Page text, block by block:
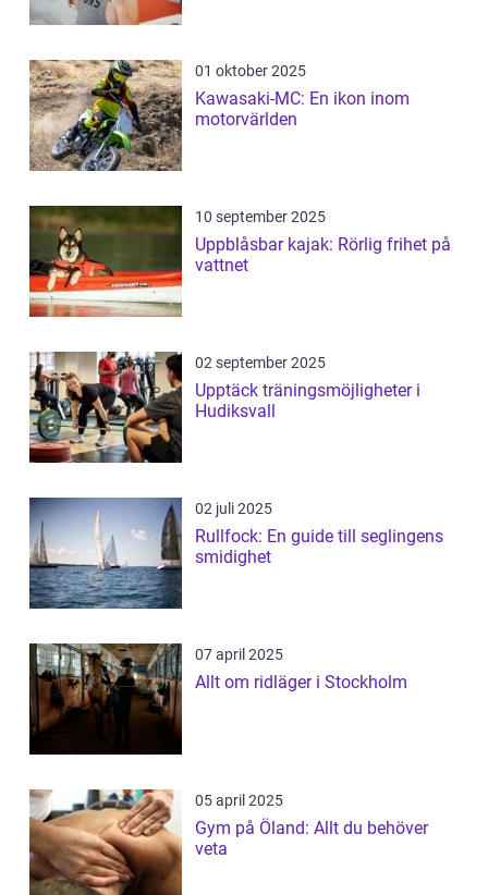
01 oktober 2025
Kawasaki-MC: En ikon inom
motorvärlden
10 september 2025
Uppblåsbar kajak: Rörlig frihet på
vattnet
02 september 2025
Upptäck träningsmöjligheter i
Hudiksvall
02 juli 2025
Rullfock: En guide till seglingens
smidighet
07 april 2025
Allt om ridläger i Stockholm
05 april 2025
Gym på Öland: Allt du behöver
veta